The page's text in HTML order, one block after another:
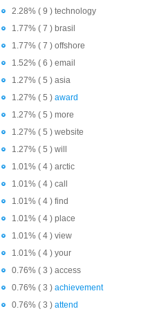
2.28% ( 9 ) technology
1.77% ( 7 ) brasil
1.77% ( 7 ) offshore
1.52% ( 6 ) email
1.27% ( 5 ) asia
1.27% ( 5 ) award
1.27% ( 5 ) more
1.27% ( 5 ) website
1.27% ( 5 ) will
1.01% ( 4 ) arctic
1.01% ( 4 ) call
1.01% ( 4 ) find
1.01% ( 4 ) place
1.01% ( 4 ) view
1.01% ( 4 ) your
0.76% ( 3 ) access
0.76% ( 3 ) achievement
0.76% ( 3 ) attend